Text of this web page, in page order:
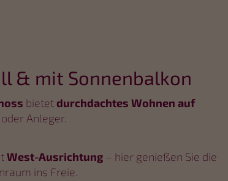
& mit Sonnenbalkon
bietet durchdachtes Wohnen auf
Anleger.
West-Ausrichtung – hier genießen Sie die
ins Freie.